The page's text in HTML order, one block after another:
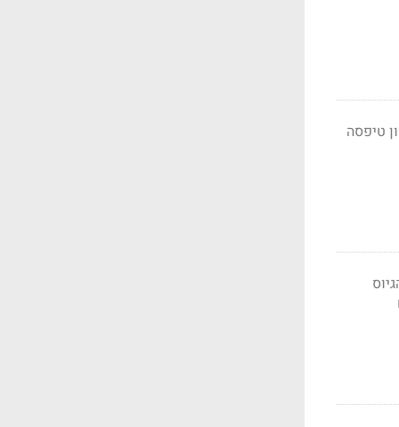
בעולם. כיל עלתה 1.5%. טבע הוסיפה 1.1%. וריפון טיפסה
על הגיוס